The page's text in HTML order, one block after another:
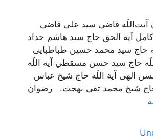
آیت‌اللَه قاضی سید علی قاضی
آیة الحق حاج سید هاشم حداد
حاج سید محمد حسین طباطبایی
حاج سيد حسن مسقطي آية اللَه
الهی آية اللَه حاج شیخ عباس
حاج شیخ محمد تقی بهجت. رضوان